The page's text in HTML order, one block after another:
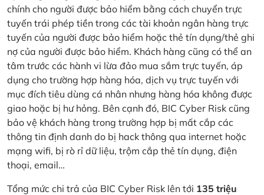
chính cho người được bảo hiểm bằng cách chuyển trực
tuyến trái phép tiền trong các tài khoản ngân hàng trực
tuyến của người được bảo hiểm hoặc thẻ tín dụng/thẻ ghi
nợ của người được bảo hiểm. Khách hàng cũng có thể an
tâm trước các hành vi lừa đảo mua sắm trực tuyến, áp
dụng cho trường hợp hàng hóa, dịch vụ trực tuyến với
mục đích tiêu dùng cá nhân nhưng hàng hóa không được
giao hoặc bị hư hỏng. Bên cạnh đó, BIC Cyber Risk cũng
bảo vệ khách hàng trong trường hợp bị mất cắp các
thông tin định danh do bị hack thông qua internet hoặc
mạng wifi, bị rò rỉ dữ liệu, trộm cắp thẻ tín dụng, điện
thoại, email…
Tổng mức chi trả của BIC Cyber Risk lên tới 135 triệu